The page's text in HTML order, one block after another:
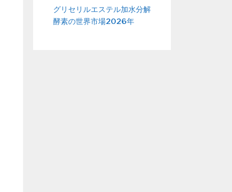
グリセリルエステル加水分解
酵素の世界市場2026年